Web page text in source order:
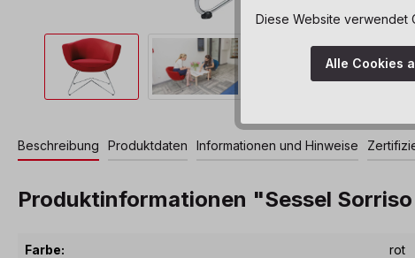
Beschreibung Produktdaten Informationen und Hinweise
Produktinformationen "Sessel
Farbe: rot
Diese Website verwendet
Alle Cookies